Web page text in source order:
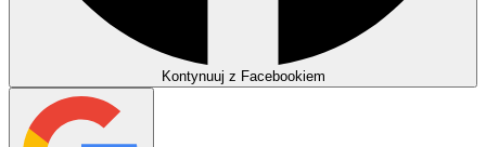
Kontynuuj z Facebookiem